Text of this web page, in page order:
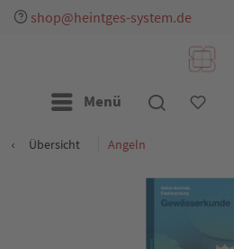
shop@heintges-system.de
Menü
Übersicht Angeln